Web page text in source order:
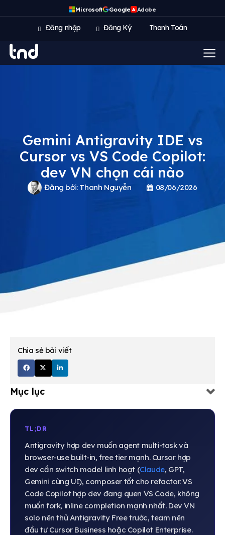
Microsoft Google A Adobe
Đăng nhập Đăng Ký Thanh Toán
Gemini Antigravity IDE vs
Cursor vs VS Code Copilot:
dev VN chọn cái nào
Đăng bởi: Thanh Nguyễn 08/06/2026
Chia sẻ bài viết
Mục lục
TL;DR
Antigravity hợp dev muốn agent multi-task và
browser-use built-in, free tier mạnh. Cursor hợp
dev cần switch model linh hoạt (Claude, GPT,
Gemini cùng UI), composer tốt cho refactor. VS
Code Copilot hợp dev đang quen VS Code, không
muốn fork, inline completion mạnh nhất. Dev VN
solo nên thử Antigravity Free trước, team nên
đầu tư Cursor Business hoặc Copilot Enterprise.